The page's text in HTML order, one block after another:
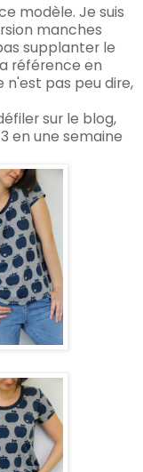
modèle. Je suis
manches
supplanter le
référence en
pas peu dire,
sur le blog,
en une semaine